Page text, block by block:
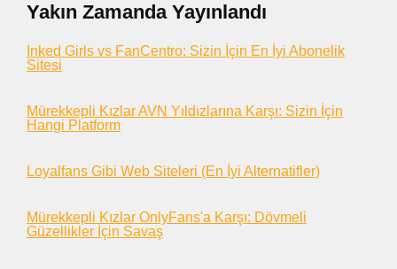
Yakın Zamanda Yayınlandı
Inked Girls vs FanCentro: Sizin İçin En İyi Abonelik
Sitesi
Mürekkepli Kızlar AVN Yıldızlarına Karşı: Sizin İçin
Hangi Platform
Loyalfans Gibi Web Siteleri (En İyi Alternatifler)
Mürekkepli Kızlar OnlyFans'a Karşı: Dövmeli
Güzellikler İçin Savaş